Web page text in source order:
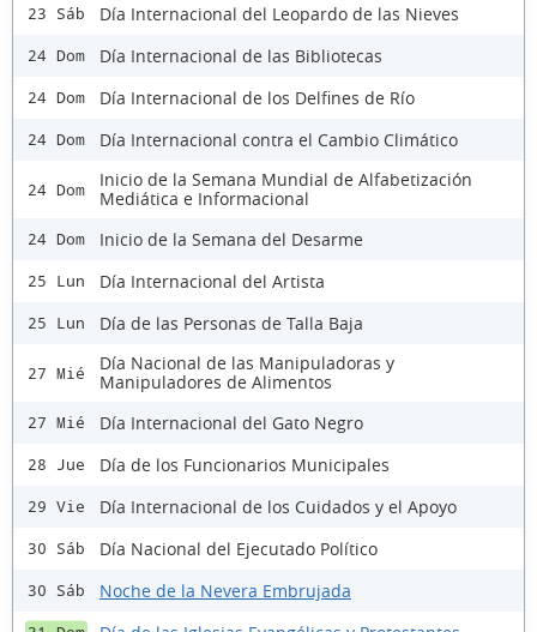
23 Sáb Día Internacional del Leopardo de las Nieves
24 Dom Día Internacional de las Bibliotecas
24 Dom Día Internacional de los Delfines de Río
24 Dom Día Internacional contra el Cambio Climático
24 Dom
Inicio de la Semana Mundial de Alfabetización
Mediática e Informacional
24 Dom Inicio de la Semana del Desarme
25 Lun Día Internacional del Artista
25 Lun Día de las Personas de Talla Baja
27 Mié
Día Nacional de las Manipuladoras y
Manipuladores de Alimentos
27 Mié Día Internacional del Gato Negro
28 Jue Día de los Funcionarios Municipales
29 Vie Día Internacional de los Cuidados y el Apoyo
30 Sáb Día Nacional del Ejecutado Político
30 Sáb Noche de la Nevera Embrujada